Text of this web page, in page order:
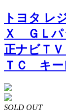
トヨタ レ
Ｘ ＧＬ
正ナビＴ
ＴＣ キ
SOLD OUT